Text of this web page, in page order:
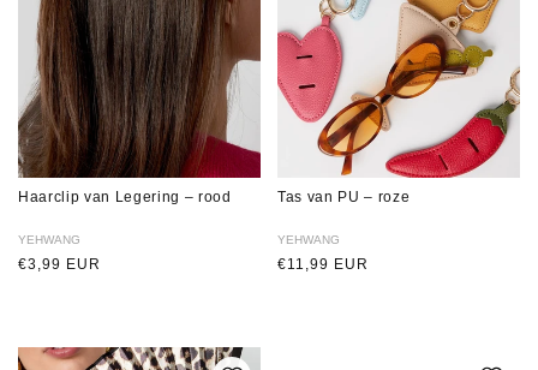
Haarclip van Legering – rood
Verkoper:
YEHWANG
Normale
€3,99 EUR
Tas van PU – roze
Verkoper:
YEHWANG
Normale
€11,99 EUR